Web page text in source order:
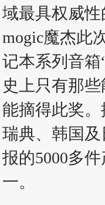
域最具权威
mogic魔杰此
记本系列音
史上只有那
能摘得此奖
瑞典、韩国
报的5000多
一。